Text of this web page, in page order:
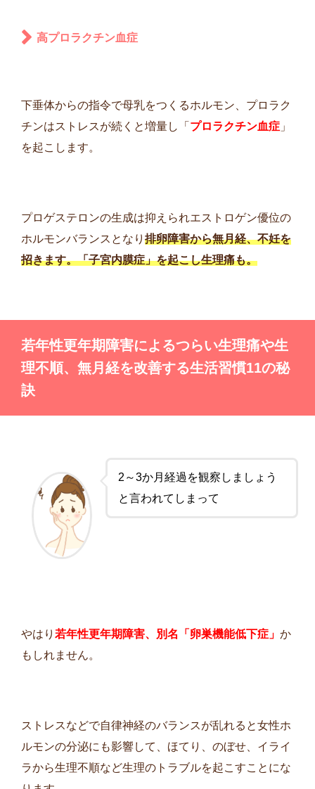
高プロラクチン血症
下垂体からの指令で母乳をつくるホルモン、プロラク
チンはストレスが続くと増量し「 プロラクチン血症 」
を起こします。
プロゲステロンの生成は抑えられエストロゲン優位の
ホルモンバランスとなり 排卵障害から無月経、不妊を
招きます。「子宮内膜症」を起こし生理痛も。
若年性更年期障害によるつらい生理痛や生
理不順、無月経を改善する生活習慣11の秘
訣
2～3か月経過を観察しましょう
と言われてしまって
やはり 若年性更年期障害、別名「卵巣機能低下症」 か
もしれません。
ストレスなどで自律神経のバランスが乱れると女性ホ
ルモンの分泌にも影響して、ほてり、のぼせ、イライ
ラから生理不順など生理のトラブルを起こすことにな